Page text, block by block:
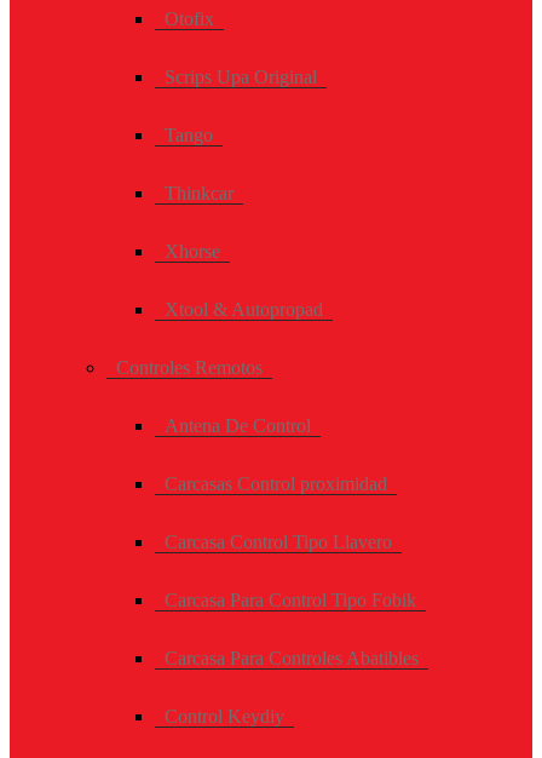
Otofix
Scrips Upa Original
Tango
Thinkcar
Xhorse
Xtool & Autopropad
Controles Remotos
Antena De Control
Carcasas Control proximidad
Carcasa Control Tipo Llavero
Carcasa Para Control Tipo Fobik
Carcasa Para Controles Abatibles
Control Keydiy